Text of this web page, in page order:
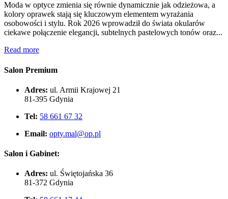
Moda w optyce zmienia się równie dynamicznie jak odzieżowa, a
kolory oprawek stają się kluczowym elementem wyrażania
osobowości i stylu. Rok 2026 wprowadził do świata okularów
ciekawe połączenie elegancji, subtelnych pastelowych tonów oraz...
Read more
Salon Premium
Adres: ul. Armii Krajowej 21
81-395 Gdynia
Tel: 58 661 67 32
Email: opty.mal@op.pl
Salon i Gabinet:
Adres: ul. Świętojańska 36
81-372 Gdynia